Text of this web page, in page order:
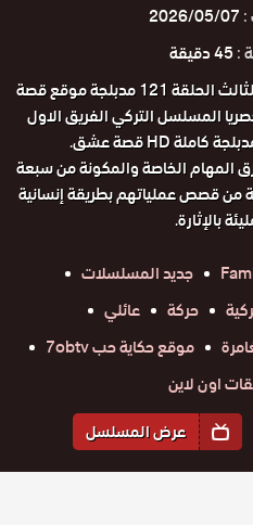
:
2026/05/07
:45 دقيقة
مسلسل الفريق الاول 3 الموسم الثالث الحلقة 121 مدبلجة موقع قصة
المسلسل التركي الفريق الاول
المهام الخاصة والمكونة من سبعة
من قصص عملياتهم بطريقة إنسانية
بالإثارة.
جديد المسلسلات
حركة
عائلي
موقع حكاية حب 7obtv
اون لاين
عرض المسلسل